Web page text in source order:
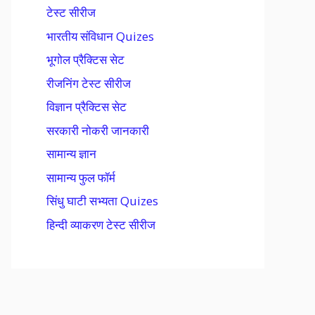
टेस्ट सीरीज
भारतीय संविधान Quizes
भूगोल प्रैक्टिस सेट
रीजनिंग टेस्ट सीरीज
विज्ञान प्रैक्टिस सेट
सरकारी नोकरी जानकारी
सामान्य ज्ञान
सामान्य फुल फॉर्म
सिंधु घाटी सभ्यता Quizes
हिन्दी व्याकरण टेस्ट सीरीज